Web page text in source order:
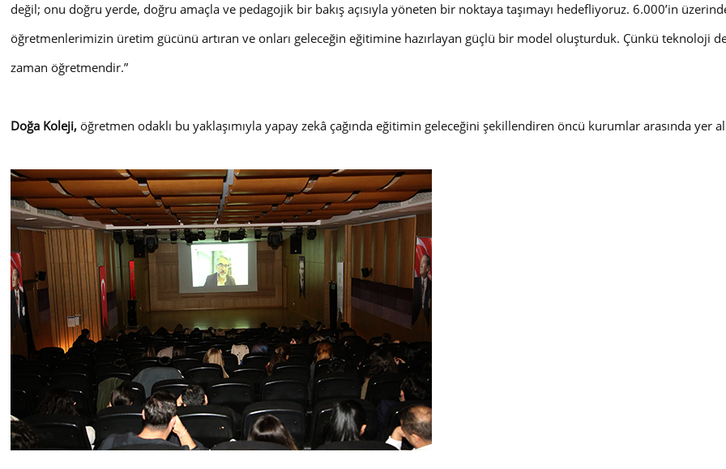
değil; onu doğru yerde, doğru amaçla ve pedagojik bir bakış açısıyla yöneten bir noktaya taşımayı hedefliyoruz. 6.000’in
öğretmenlerimizin üretim gücünü artıran ve onları geleceğin eğitimine hazırlayan güçlü bir model oluşturduk. Çünkü teknoloji
zaman öğretmendir.”
Doğa Koleji, öğretmen odaklı bu yaklaşımıyla yapay zekâ çağında eğitimin geleceğini şekillendiren öncü kurumlar arasında yer